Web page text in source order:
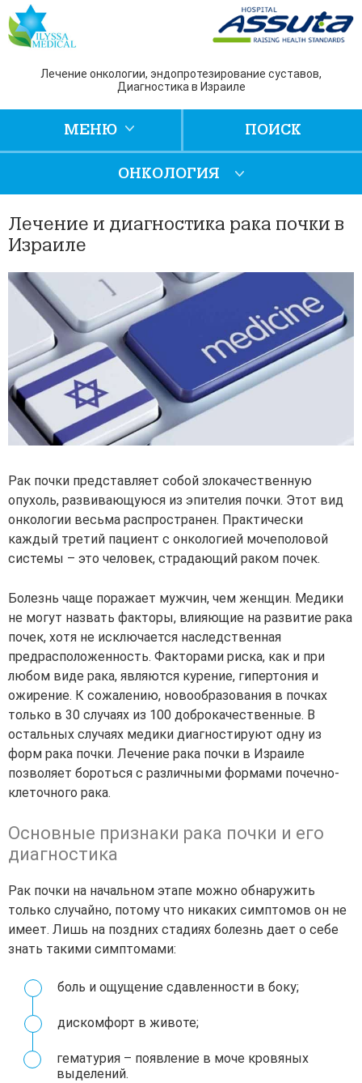
Лечение онкологии, эндопротезирование суставов,
Диагностика в Израиле
ПОИСК
МЕНЮ
Лечение и диагностика рака почки в
Израиле
Рак почки представляет собой злокачественную
опухоль, развивающуюся из эпителия почки. Этот вид
онкологии весьма распространен. Практически
каждый третий пациент с онкологией мочеполовой
системы – это человек, страдающий раком почек.
Болезнь чаще поражает мужчин, чем женщин. Медики
не могут назвать факторы, влияющие на развитие рака
почек, хотя не исключается наследственная
предрасположенность. Факторами риска, как и при
любом виде рака, являются курение, гипертония и
ожирение. К сожалению, новообразования в почках
только в 30 случаях из 100 доброкачественные. В
остальных случаях медики диагностируют одну из
форм рака почки. Лечение рака почки в Израиле
позволяет бороться с различными формами почечно-
клеточного рака.
Основные признаки рака почки и его
диагностика
Рак почки на начальном этапе можно обнаружить
только случайно, потому что никаких симптомов он не
имеет. Лишь на поздних стадиях болезнь дает о себе
знать такими симптомами:
боль и ощущение сдавленности в боку;
дискомфорт в животе;
гематурия – появление в моче кровяных
выделений.
ОНКОЛОГИЯ